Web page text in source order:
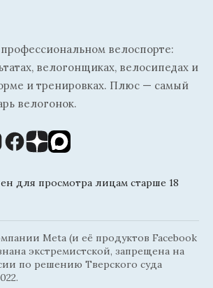
велоспорте:
велогонщиках, велосипедах и
и тренировках. Плюс — самый
велогонок.
для просмотра лицам старше 18
Meta (и её продуктов Facebook
экстремистской, запрещена на
по решению Тверского суда